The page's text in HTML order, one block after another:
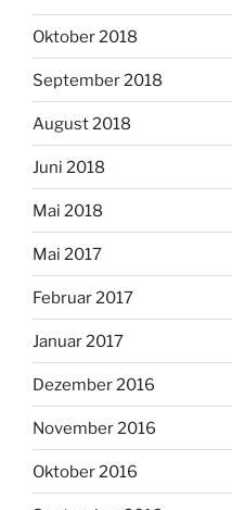
Oktober 2018
September 2018
August 2018
Juni 2018
Mai 2018
Mai 2017
Februar 2017
Januar 2017
Dezember 2016
November 2016
Oktober 2016